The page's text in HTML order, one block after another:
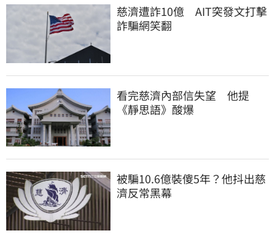
慈濟遭詐10億　AIT突發文打擊
詐騙網笑翻
看完慈濟內部信失望　他提
《靜思語》酸爆
被騙10.6億裝傻5年？他抖出慈
濟反常黑幕